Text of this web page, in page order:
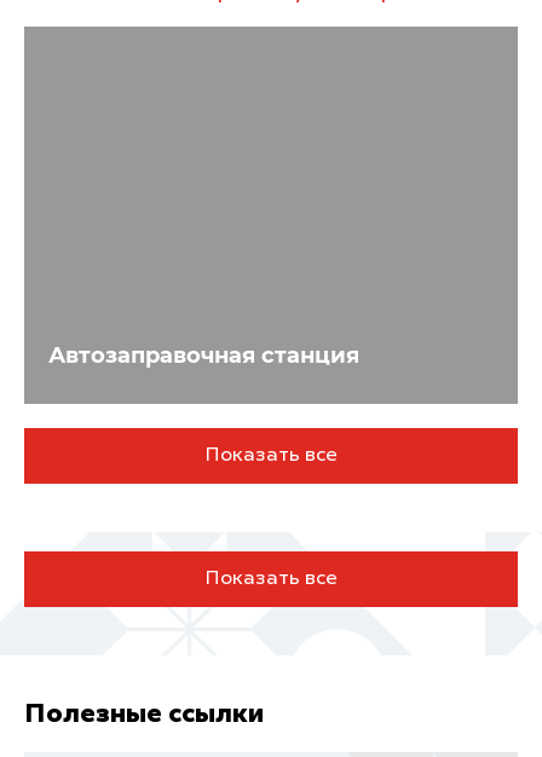
Автозаправочная станция
Показать все
Национальные проекты
Показать все
Полезные ссылки